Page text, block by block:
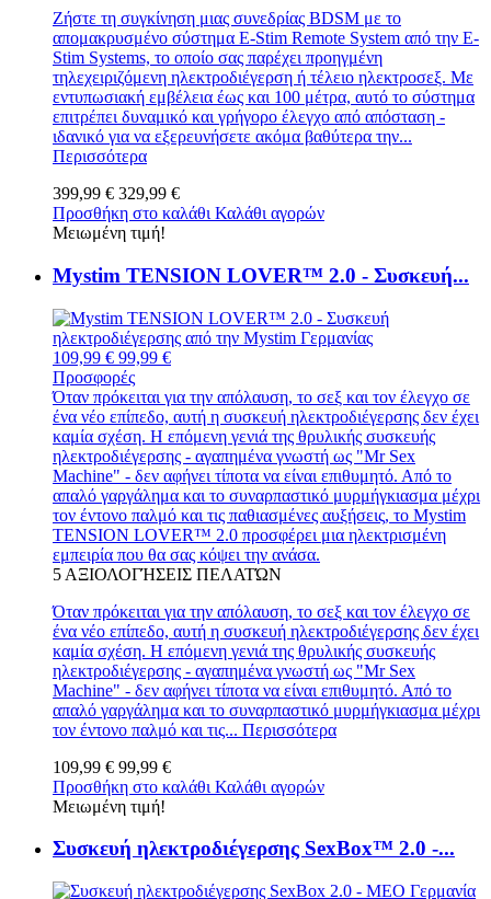
Ζήστε τη συγκίνηση μιας συνεδρίας BDSM με το
απομακρυσμένο σύστημα E-Stim Remote System από την E-
Stim Systems, το οποίο σας παρέχει προηγμένη
τηλεχειριζόμενη ηλεκτροδιέγερση ή τέλειο ηλεκτροσεξ. Με
εντυπωσιακή εμβέλεια έως και 100 μέτρα, αυτό το σύστημα
επιτρέπει δυναμικό και γρήγορο έλεγχο από απόσταση -
ιδανικό για να εξερευνήσετε ακόμα βαθύτερα την...
Περισσότερα
399,99 € 329,99 €
Προσθήκη στο καλάθι Καλάθι αγορών
Μειωμένη τιμή!
Mystim TENSION LOVER™ 2.0 - Συσκευή...
109,99 € 99,99 €
Προσφορές
Όταν πρόκειται για την απόλαυση, το σεξ και τον έλεγχο σε
ένα νέο επίπεδο, αυτή η συσκευή ηλεκτροδιέγερσης δεν έχει
καμία σχέση. Η επόμενη γενιά της θρυλικής συσκευής
ηλεκτροδιέγερσης - αγαπημένα γνωστή ως "Mr Sex
Machine" - δεν αφήνει τίποτα να είναι επιθυμητό. Από το
απαλό γαργάλημα και το συναρπαστικό μυρμήγκιασμα μέχρι
τον έντονο παλμό και τις παθιασμένες αυξήσεις, το Mystim
TENSION LOVER™ 2.0 προσφέρει μια ηλεκτρισμένη
εμπειρία που θα σας κόψει την ανάσα.
5 ΑΞΙΟΛΟΓΉΣΕΙΣ ΠΕΛΑΤΏΝ
Όταν πρόκειται για την απόλαυση, το σεξ και τον έλεγχο σε
ένα νέο επίπεδο, αυτή η συσκευή ηλεκτροδιέγερσης δεν έχει
καμία σχέση. Η επόμενη γενιά της θρυλικής συσκευής
ηλεκτροδιέγερσης - αγαπημένα γνωστή ως "Mr Sex
Machine" - δεν αφήνει τίποτα να είναι επιθυμητό. Από το
απαλό γαργάλημα και το συναρπαστικό μυρμήγκιασμα μέχρι
τον έντονο παλμό και τις... Περισσότερα
109,99 € 99,99 €
Προσθήκη στο καλάθι Καλάθι αγορών
Μειωμένη τιμή!
Συσκευή ηλεκτροδιέγερσης SexBox™ 2.0 -...